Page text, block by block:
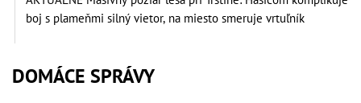
boj s plameňmi silný vietor, na miesto smeruje vrtuľník
DOMÁCE SPRÁVY